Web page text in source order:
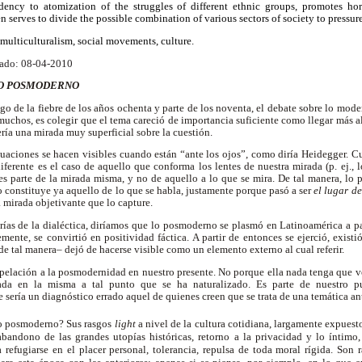
to atomization of the struggles of different ethnic groups, promotes
serves to divide the possible combination of various sectors of society to
social movements, culture.
08-04-2010
POSMODERNO
de la fiebre de los años ochenta y parte de los noventa, el debate sobre lo
es colegir que el tema careció de importancia suficiente como llegar más
una mirada muy superficial sobre la cuestión.
se hacen visibles cuando están “ante los ojos”, como diría Heidegger.
es el caso de aquello que conforma los lentes de nuestra mirada (p. ej.,
parte de la mirada misma, y no de aquello a lo que se mira. De tal manera, lo
constituye ya aquello de lo que se habla, justamente porque pasó a serel lugar
mirada objetivante que lo capture.
de la dialéctica, diríamos que lo posmoderno se plasmó en Latinoamérica a
se convirtió en positividad fáctica. A partir de entonces se ejerció,
tal manera– dejó de hacerse visible como un elemento externo al cual referir.
a la posmodernidad en nuestro presente. No porque ella nada tenga que
en la misma a tal punto que se ha naturalizado. Es parte de nuestro
sería un diagnóstico errado aquel de quienes creen que se trata de una temática
Sus rasgos lighta nivel de la cultura cotidiana, largamente
de las grandes utopías históricas, retorno a la privacidad y lo
refugiarse en el placer personal, tolerancia, repulsa de toda moral rígida. Son